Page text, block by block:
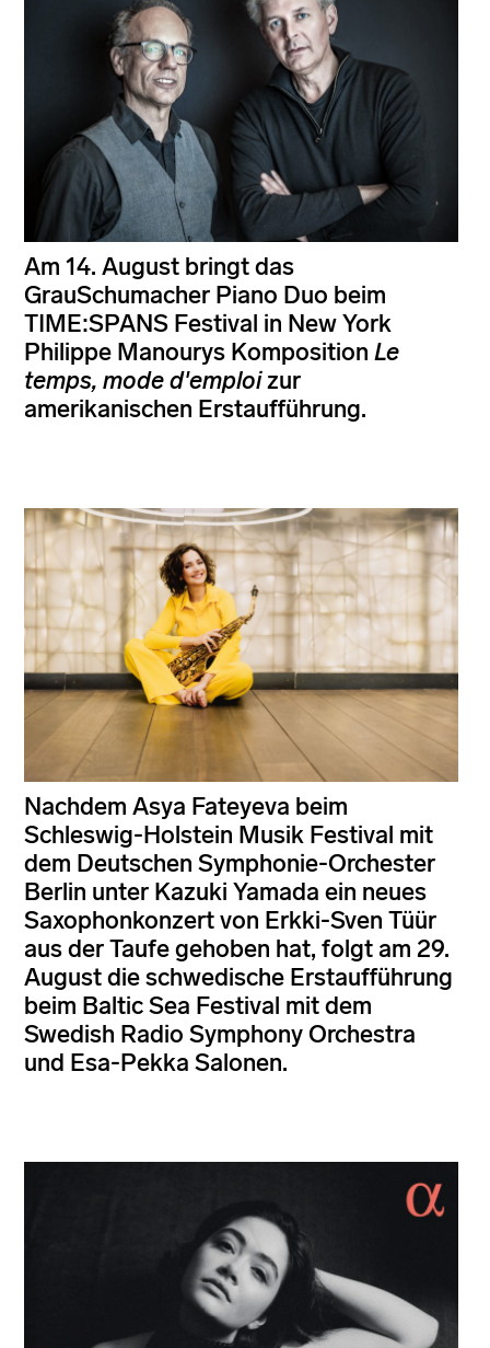
Am 14. August bringt das
GrauSchumacher Piano Duo beim
TIME:SPANS Festival in New York
Philippe Manourys Komposition Le
temps, mode d'emploizur
amerikanischen Erstaufführung.
Nachdem Asya Fateyeva beim
Schleswig-Holstein Musik Festival mit
dem Deutschen Symphonie-Orchester
Berlin unter Kazuki Yamada ein neues
Saxophonkonzert von Erkki-Sven Tüür
aus der Taufe gehoben hat, folgt am 29.
August die schwedische Erstaufführung
beim Baltic Sea Festival mit dem
Swedish Radio Symphony Orchestra
und Esa-Pekka Salonen.